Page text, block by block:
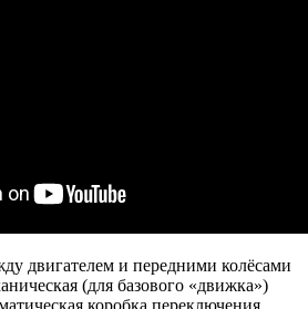
двигателем и передними колёсами
(для базового «движка»)
коробка переключения